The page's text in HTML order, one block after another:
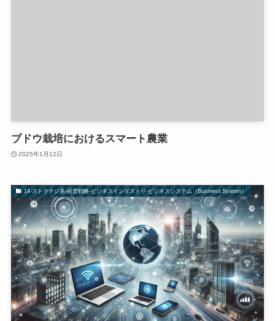
ブドウ栽培におけるスマート農業
2025年1月12日
14-ストラテジ系-経営戦略-ビジネスインダストリ-ビジネスシステム（Business System）